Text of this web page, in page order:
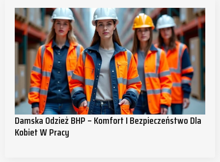
Damska Odzież BHP – Komfort I Bezpieczeństwo Dla
Kobiet W Pracy